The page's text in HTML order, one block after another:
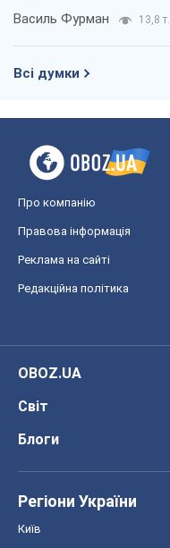
Василь Фурман 13,8 т.
Всі думки
Про компанію
Правова інформація
Реклама на сайті
Редакційна політика
OBOZ.UA
Світ
Блоги
Регіони України
Київ